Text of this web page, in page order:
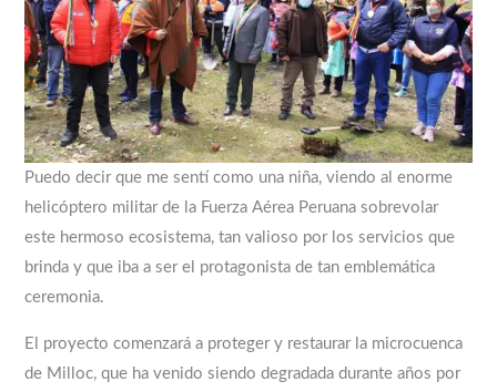
Puedo decir que me sentí como una niña, viendo al enorme
helicóptero militar de la Fuerza Aérea Peruana sobrevolar
este hermoso ecosistema, tan valioso por los servicios que
brinda y que iba a ser el protagonista de tan emblemática
ceremonia.
El proyecto comenzará a proteger y restaurar la microcuenca
de Milloc, que ha venido siendo degradada durante años por